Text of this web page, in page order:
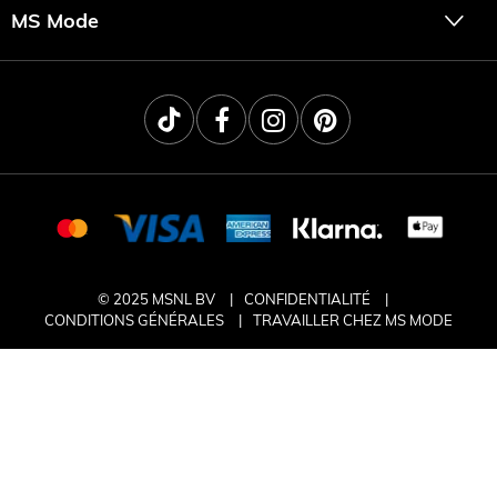
MS Mode
© 2025 MSNL BV
CONFIDENTIALITÉ
CONDITIONS GÉNÉRALES
TRAVAILLER CHEZ MS MODE